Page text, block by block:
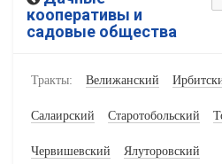
кооперативы и
садовые общества
Тракты: Велижанский
Салаирский Старотобольский
Червишевский Ялуторовский